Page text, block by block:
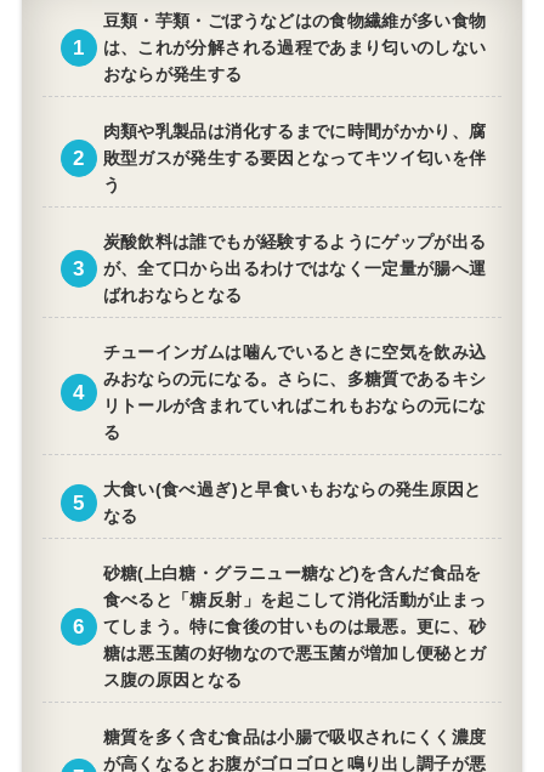
豆類・芋類・ごぼうなどはの食物繊維が多い食物
は、これが分解される過程であまり匂いのしない
おならが発生する
肉類や乳製品は消化するまでに時間がかかり、腐
敗型ガスが発生する要因となってキツイ匂いを伴
う
炭酸飲料は誰でもが経験するようにゲップが出る
が、全て口から出るわけではなく一定量が腸へ運
ばれおならとなる
チューインガムは噛んでいるときに空気を飲み込
みおならの元になる。さらに、多糖質であるキシ
リトールが含まれていればこれもおならの元にな
る
大食い(食べ過ぎ)と早食いもおならの発生原因と
なる
砂糖(上白糖・グラニュー糖など)を含んだ食品を
食べると「糖反射」を起こして消化活動が止まっ
てしまう。特に食後の甘いものは最悪。更に、砂
糖は悪玉菌の好物なので悪玉菌が増加し便秘とガ
ス腹の原因となる
糖質を多く含む食品は小腸で吸収されにくく濃度
が高くなるとお腹がゴロゴロと鳴り出し調子が悪